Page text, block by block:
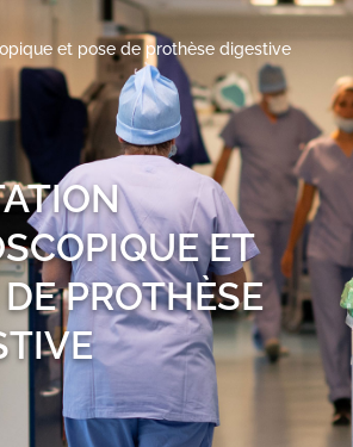
et pose de prothèse digestive
ET
PROTHÈSE